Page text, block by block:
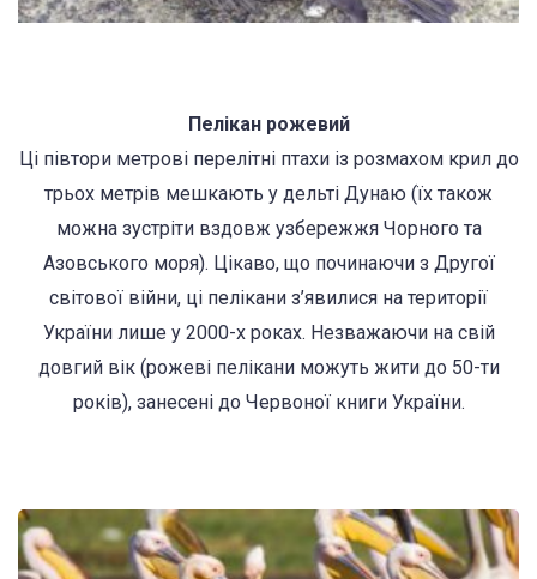
Пелікан рожевий
Ці півтори метрові перелітні птахи із розмахом крил до
трьох метрів мешкають у дельті Дунаю (їх також
можна зустріти вздовж узбережжя Чорного та
Азовського моря). Цікаво, що починаючи з Другої
світової війни, ці пелікани з’явилися на території
України лише у 2000-х роках. Незважаючи на свій
довгий вік (рожеві пелікани можуть жити до 50-ти
років), занесені до Червоної книги України.